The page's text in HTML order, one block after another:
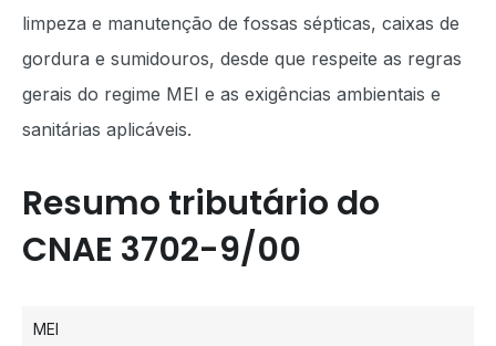
limpeza e manutenção de fossas sépticas, caixas de
gordura e sumidouros, desde que respeite as regras
gerais do regime MEI e as exigências ambientais e
sanitárias aplicáveis.
Resumo tributário do
CNAE 3702-9/00
MEI